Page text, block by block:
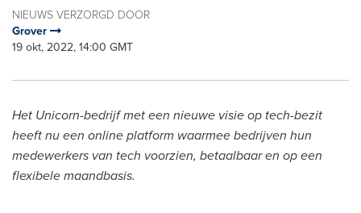
NIEUWS VERZORGD DOOR
Grover
19 okt, 2022, 14:00 GMT
Het Unicorn-bedrijf met een nieuwe visie op tech-bezit
heeft nu een online platform waarmee bedrijven hun
medewerkers van tech voorzien, betaalbaar en op een
flexibele maandbasis.